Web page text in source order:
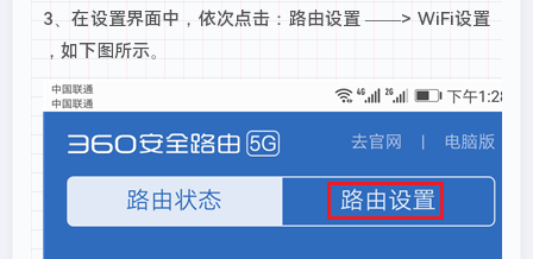
3、在设置界面中，依次点击：路由设置 ——> WiFi设置
，如下图所示。